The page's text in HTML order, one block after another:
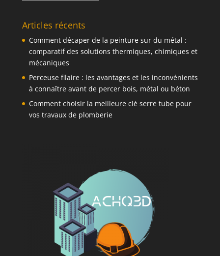
Articles récents
Comment décaper de la peinture sur du métal :
comparatif des solutions thermiques, chimiques et
mécaniques
Perceuse filaire : les avantages et les inconvénients
à connaître avant de percer bois, métal ou béton
Comment choisir la meilleure clé serre tube pour
vos travaux de plomberie